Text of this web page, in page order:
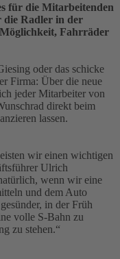
für die Mitarbeitenden
die Radler in der
Möglichkeit, Fahrräder
oder das schicke
Firma: Über die neue
jeder Mitarbeiter von
direkt beim
lassen.
wir einen wichtigen
Ulrich
wenn wir eine
und dem Auto
in der Früh
volle S‑Bahn zu
zu stehen.“